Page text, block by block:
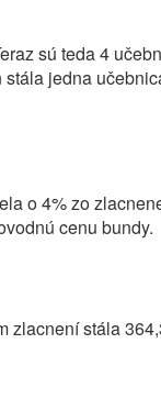
sú teda 4
jedna
o 4% zo
cenu bundy.
zlacnení stála